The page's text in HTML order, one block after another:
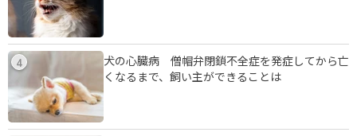
4
犬の心臓病 僧帽弁閉鎖不全症を発症してから亡
くなるまで、飼い主ができることは